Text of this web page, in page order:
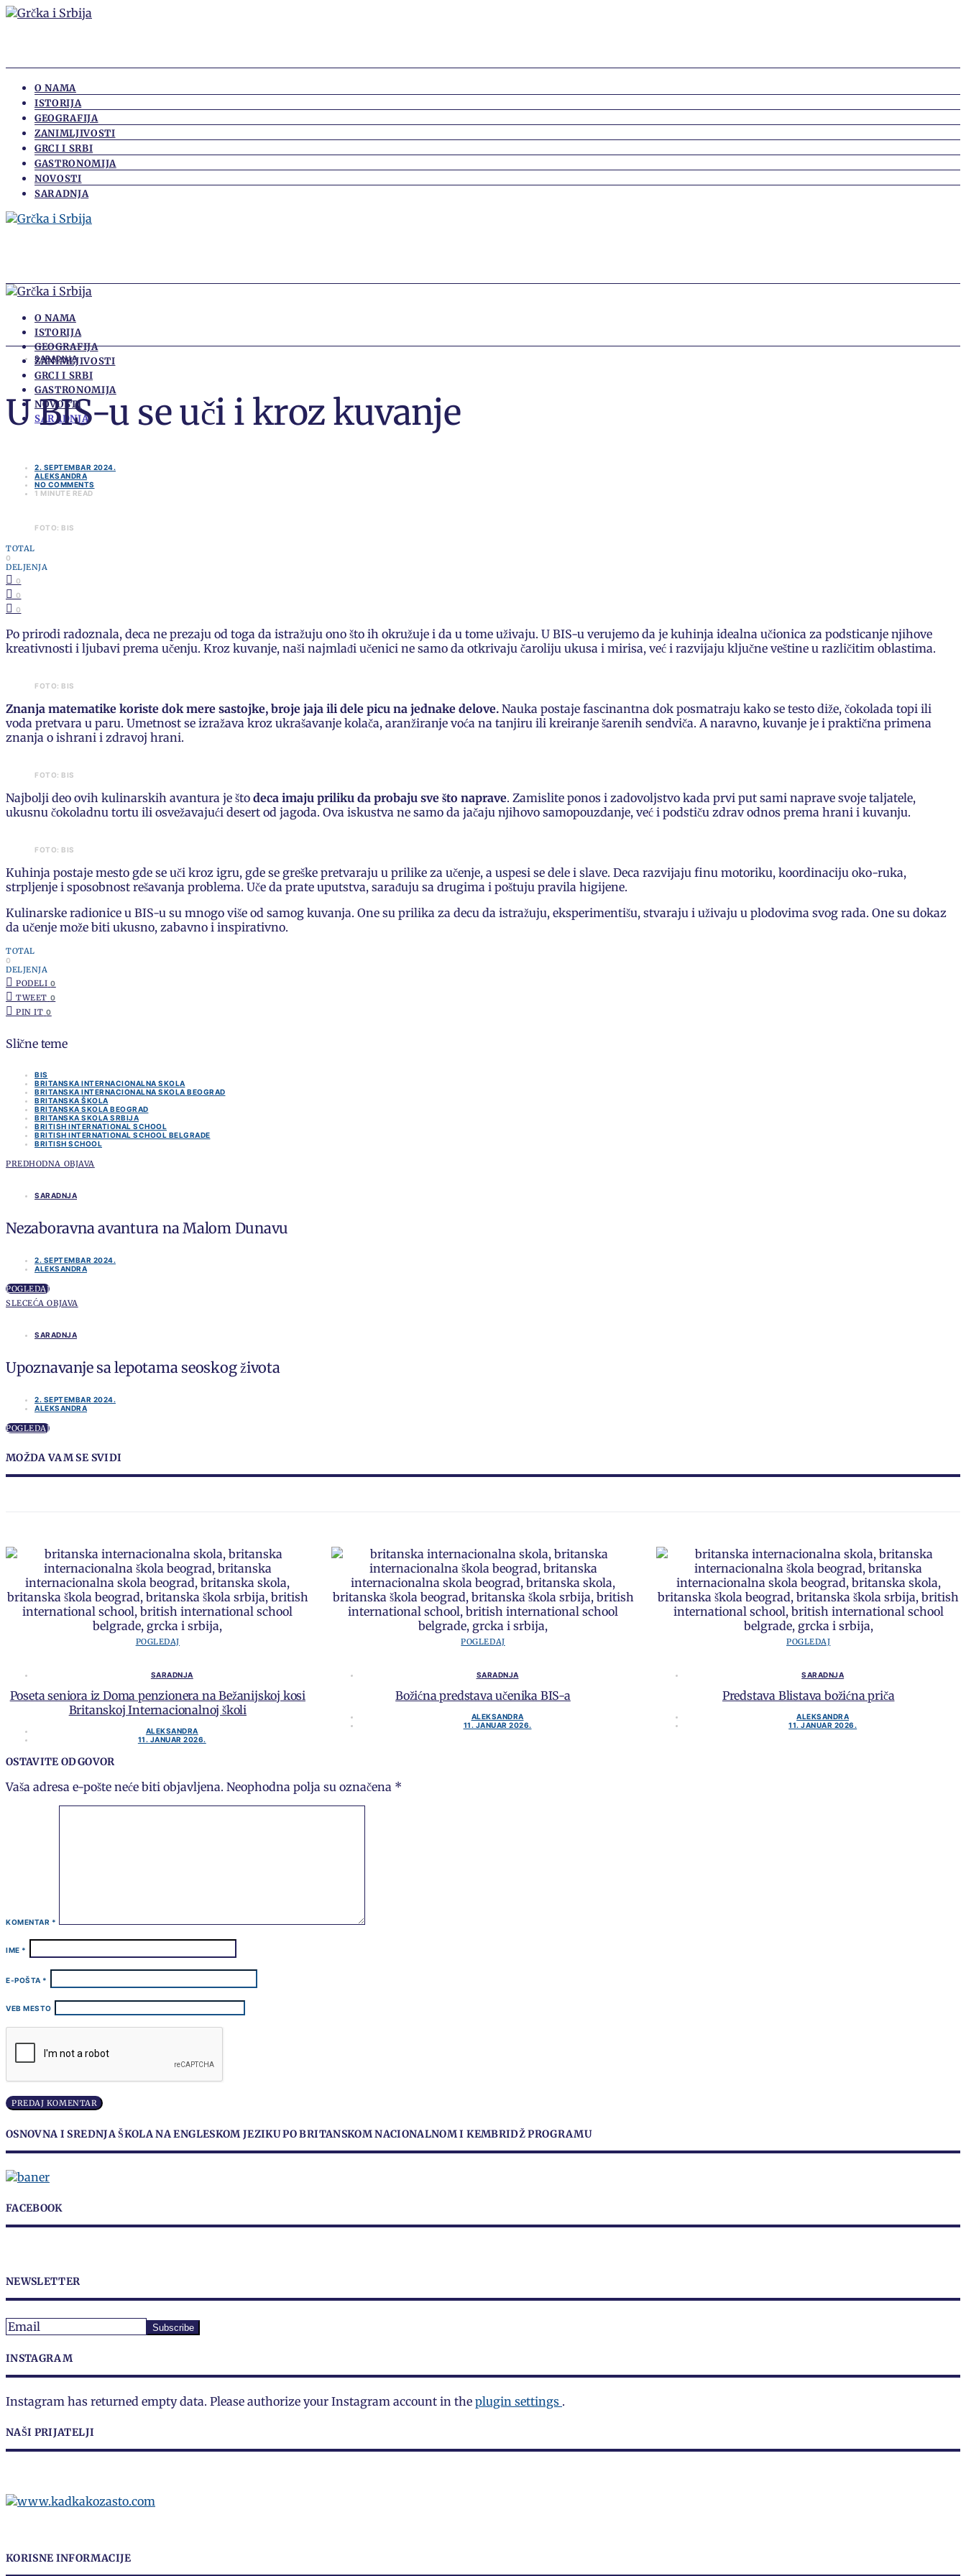
O NAMA
ISTORIJA
GEOGRAFIJA
ZANIMLJIVOSTI
GRCI I SRBI
GASTRONOMIJA
NOVOSTI
SARADNJA
O NAMA
ISTORIJA
GEOGRAFIJA
ZANIMLJIVOSTI
GRCI I SRBI
GASTRONOMIJA
NOVOSTI
SARADNJA
SARADNJA
U BIS-u se uči i kroz kuvanje
2. SEPTEMBAR 2024.
ALEKSANDRA
NO COMMENTS
1 MINUTE READ
FOTO: BIS
TOTAL
0
DELJENJA
0
0
0
Po prirodi radoznala, deca ne prezaju od toga da istražuju ono što ih okružuje i da u tome uživaju. U BIS-u verujemo da je kuhinja idealna učionica za podsticanje njihove
kreativnosti i ljubavi prema učenju. Kroz kuvanje, naši najmlađi učenici ne samo da otkrivaju čaroliju ukusa i mirisa, već i razvijaju ključne veštine u različitim oblastima.
FOTO: BIS
Znanja matematike koriste dok mere sastojke, broje jaja ili dele picu na jednake delove. Nauka postaje fascinantna dok posmatraju kako se testo diže, čokolada topi ili
voda pretvara u paru. Umetnost se izražava kroz ukrašavanje kolača, aranžiranje voća na tanjiru ili kreiranje šarenih sendviča. A naravno, kuvanje je i praktična primena
znanja o ishrani i zdravoj hrani.
FOTO: BIS
Najbolji deo ovih kulinarskih avantura je što deca imaju priliku da probaju sve što naprave. Zamislite ponos i zadovoljstvo kada prvi put sami naprave svoje taljatele,
ukusnu čokoladnu tortu ili osvežavajući desert od jagoda. Ova iskustva ne samo da jačaju njihovo samopouzdanje, već i podstiču zdrav odnos prema hrani i kuvanju.
FOTO: BIS
Kuhinja postaje mesto gde se uči kroz igru, gde se greške pretvaraju u prilike za učenje, a uspesi se dele i slave. Deca razvijaju finu motoriku, koordinaciju oko-ruka,
strpljenje i sposobnost rešavanja problema. Uče da prate uputstva, sarađuju sa drugima i poštuju pravila higijene.
Kulinarske radionice u BIS-u su mnogo više od samog kuvanja. One su prilika za decu da istražuju, eksperimentišu, stvaraju i uživaju u plodovima svog rada. One su dokaz
da učenje može biti ukusno, zabavno i inspirativno.
TOTAL
0
DELJENJA
PODELI 0
TWEET 0
PIN IT 0
Slične teme
BIS
BRITANSKA INTERNACIONALNA SKOLA
BRITANSKA INTERNACIONALNA SKOLA BEOGRAD
BRITANSKA ŠKOLA
BRITANSKA SKOLA BEOGRAD
BRITANSKA SKOLA SRBIJA
BRITISH INTERNATIONAL SCHOOL
BRITISH INTERNATIONAL SCHOOL BELGRADE
BRITISH SCHOOL
PREDHODNA OBJAVA
SARADNJA
Nezaboravna avantura na Malom Dunavu
2. SEPTEMBAR 2024.
ALEKSANDRA
POGLEDAJ
SLECEĆA OBJAVA
SARADNJA
Upoznavanje sa lepotama seoskog života
2. SEPTEMBAR 2024.
ALEKSANDRA
POGLEDAJ
MOŽDA VAM SE SVIDI
POGLEDAJ
SARADNJA
Poseta seniora iz Doma penzionera na Bežanijskoj kosi
Britanskoj Internacionalnoj školi
ALEKSANDRA
11. JANUAR 2026.
POGLEDAJ
SARADNJA
Božićna predstava učenika BIS-a
ALEKSANDRA
11. JANUAR 2026.
POGLEDAJ
SARADNJA
Predstava Blistava božićna priča
ALEKSANDRA
11. JANUAR 2026.
OSTAVITE ODGOVOR
Vaša adresa e-pošte neće biti objavljena. Neophodna polja su označena *
KOMENTAR *
IME *
E-POŠTA *
VEB MESTO
OSNOVNA I SREDNJA ŠKOLA NA ENGLESKOM JEZIKU PO BRITANSKOM NACIONALNOM I KEMBRIDŽ PROGRAMU
FACEBOOK
NEWSLETTER
INSTAGRAM
Instagram has returned empty data. Please authorize your Instagram account in the plugin settings .
NAŠI PRIJATELJI
KORISNE INFORMACIJE